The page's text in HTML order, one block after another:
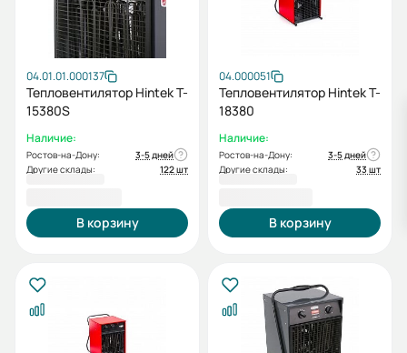
04.01.01.000137
Тепловентилятор Hintek T-
15380S
Наличие:
Ростов-на-Дону:
3-5 дней
Другие склады:
122 шт
В корзину
04.000051
Тепловентилятор Hintek T-
18380
Наличие:
Ростов-на-Дону:
3-5 дней
Другие склады:
33 шт
В корзину